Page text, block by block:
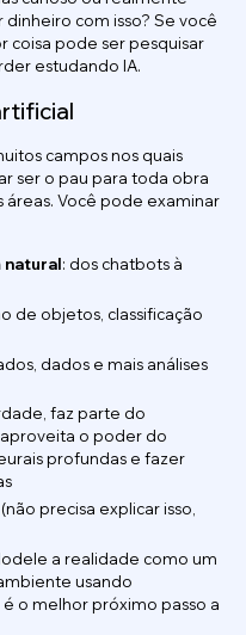
com isso? Se você
coisa pode ser pesquisar
estudando IA.
campos nos quais
ser o pau para toda obra
áreas. Você pode examinar
natural: dos chatbots à
de objetos, classificação
dados e mais análises
faz parte do
o poder do
profundas e fazer
(não precisa explicar isso,
a realidade como um
usando
o melhor próximo passo a